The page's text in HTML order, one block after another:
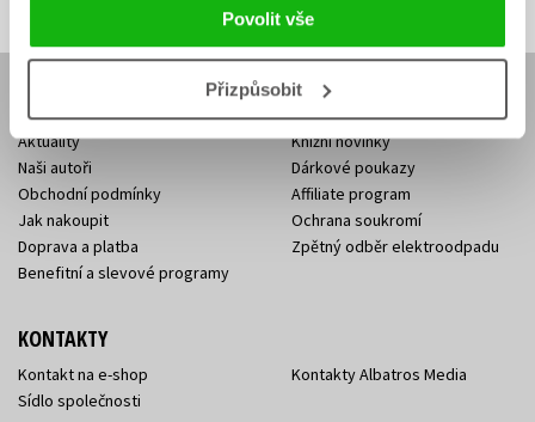
Povolit vše
Přizpůsobit
Aktuality
Naši autoři
Obchodní podmínky
Jak nakoupit
Doprava a platba
Benefitní a slevové programy
Knižní novinky
Dárkové poukazy
Affiliate program
Ochrana soukromí
Zpětný odběr elektroodpadu
KONTAKTY
Kontakt na e-shop
Sídlo společnosti
Kontakty Albatros Media